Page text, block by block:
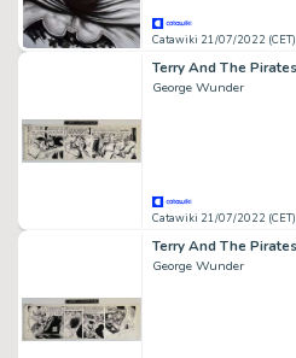
Catawiki 21/07/2022 (CET)
George Wunder
Catawiki 21/07/2022 (CET)
George Wunder